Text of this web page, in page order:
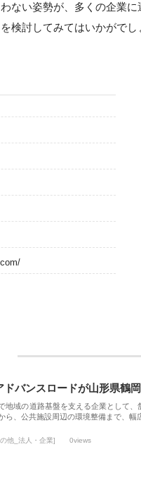
ない姿勢が、多くの企業
検討してみてはいかがでし
ドバンスロードが山形県鶴
地域の道路基盤を支える企業として
ら、公共施設周辺の環境整備まで、
他_法人・企業] 0views